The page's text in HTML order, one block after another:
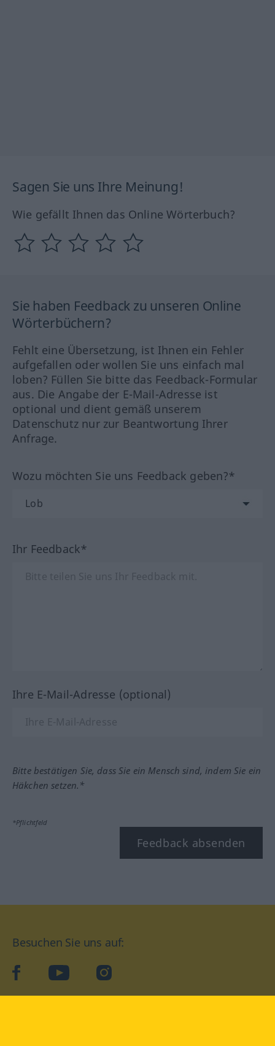
Sagen Sie uns Ihre Meinung!
Wie gefällt Ihnen das Online Wörterbuch?
Sie haben Feedback zu unseren Online
Wörterbüchern?
Fehlt eine Übersetzung, ist Ihnen ein Fehler
aufgefallen oder wollen Sie uns einfach mal
loben? Füllen Sie bitte das Feedback-Formular
aus. Die Angabe der E-Mail-Adresse ist
optional und dient gemäß unserem
Datenschutz nur zur Beantwortung Ihrer
Anfrage.
Wozu möchten Sie uns Feedback geben?*
Ihr Feedback*
Ihre E-Mail-Adresse (optional)
Bitte bestätigen Sie, dass Sie ein Mensch sind, indem Sie ein
Häkchen setzen.*
*Pflichtfeld
Feedback absenden
Besuchen Sie uns auf:
facebookYouTube Instagram